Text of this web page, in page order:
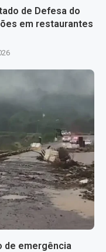
de Defesa do
em restaurantes
de emergência